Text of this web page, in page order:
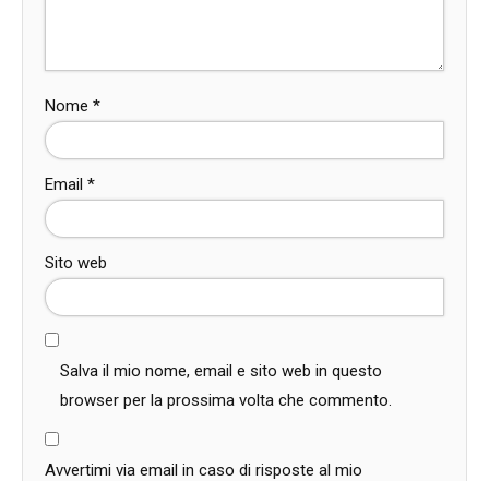
Nome *
Email *
Sito web
Salva il mio nome, email e sito web in questo
browser per la prossima volta che commento.
Avvertimi via email in caso di risposte al mio